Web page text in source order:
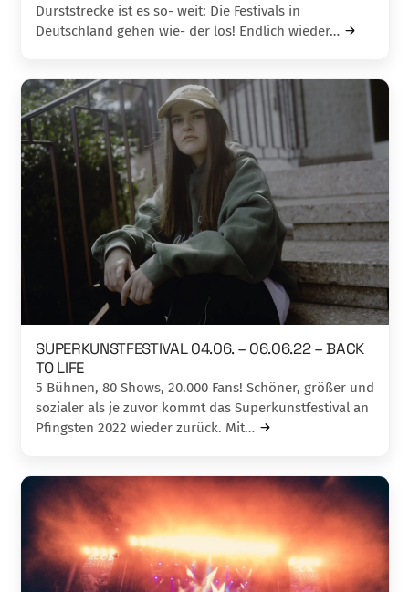
Durststrecke ist es so- weit: Die Festivals in
Deutschland gehen wie- der los! Endlich wieder…
SUPERKUNSTFESTIVAL 04.06. – 06.06.22 – BACK
TO LIFE
5 Bühnen, 80 Shows, 20.000 Fans! Schöner, größer und
sozialer als je zuvor kommt das Superkunstfestival an
Pfingsten 2022 wieder zurück. Mit…